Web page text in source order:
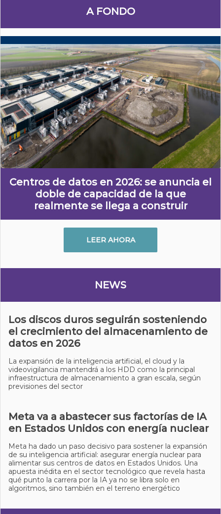
A FONDO
Centros de datos en 2026: se anuncia el
doble de capacidad de la que
realmente se llega a construir
LEER AHORA
NEWS
Los discos duros seguirán sosteniendo
el crecimiento del almacenamiento de
datos en 2026
La expansión de la inteligencia artificial, el cloud y la
videovigilancia mantendrá a los HDD como la principal
infraestructura de almacenamiento a gran escala, según
previsiones del sector
Meta va a abastecer sus factorías de IA
en Estados Unidos con energía nuclear
Meta ha dado un paso decisivo para sostener la expansión
de su inteligencia artificial: asegurar energía nuclear para
alimentar sus centros de datos en Estados Unidos. Una
apuesta inédita en el sector tecnológico que revela hasta
qué punto la carrera por la IA ya no se libra solo en
algoritmos, sino también en el terreno energético